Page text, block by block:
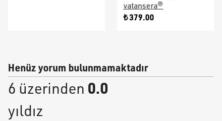
vatansera®
₺ 379.00
Henüz yorum bulunmamaktadır
6 üzerinden 0.0
yıldız